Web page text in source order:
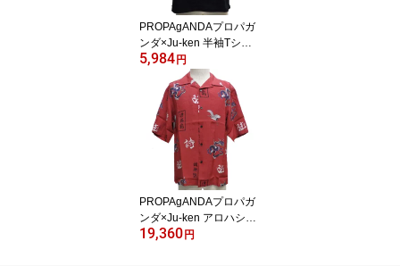
PROPAgANDAプロパガ
ンダ×Ju-ken 半袖Tシャ
ツ[ SPACTACULAR BEA
ST ]P63253
5,984 円
PROPAgANDAプロパガ
ンダ×Ju-ken アロハシャ
ツ[ CHINPEE RAD ]P132
19,360 円